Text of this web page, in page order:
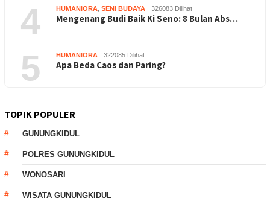
4 HUMANIORA SENI BUDAYA 326083 Dilihat
Mengenang Budi Baik Ki Seno: 8 Bulan Abs…
5 HUMANIORA 322085 Dilihat
Apa Beda Caos dan Paring?
TOPIK POPULER
GUNUNGKIDUL
POLRES GUNUNGKIDUL
WONOSARI
WISATA GUNUNGKIDUL